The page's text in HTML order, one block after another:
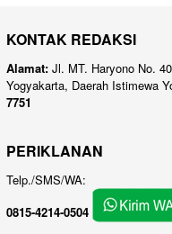
KONTAK REDAKSI
Alamat: Jl. MT. Haryono No.
Yogyakarta, Daerah Istimewa
7751
PERIKLANAN
Telp./SMS/WA:
0815-4214-0504